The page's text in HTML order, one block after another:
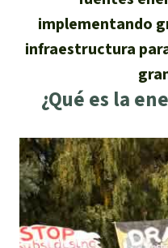
En los
FAQ
English
Français
Italiano
Português
Indonesia
selva
África
implementando
infraestructura
¿Qué es la